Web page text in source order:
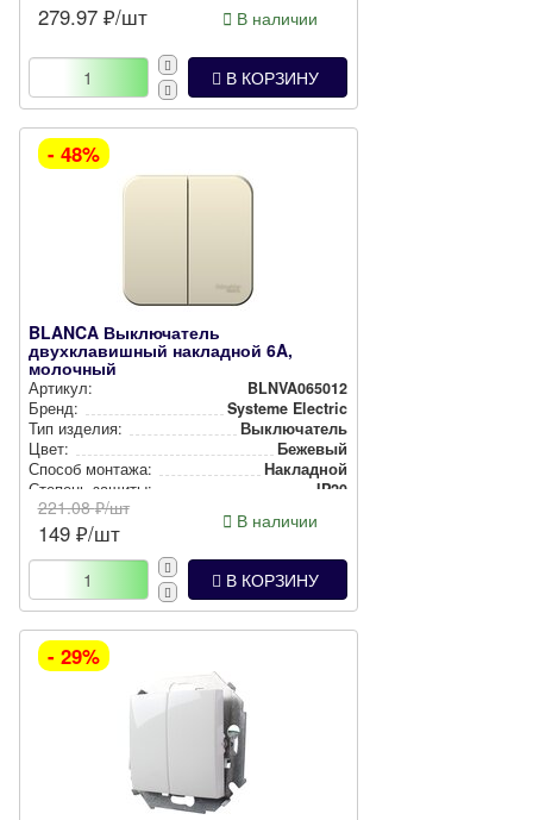
279.97 ₽/шт В наличии
В КОРЗИНУ
- 48%
BLANCA Выключатель
двухклавишный накладной 6A,
молочный
Артикул:
BLNVA065012
Бренд:
Systeme Electric
Тип изделия:
Вык­лю­ча­тель
Цвет:
Бежевый
Способ монтажа:
Накладной
Степень защиты:
IP20
221.08₽/шт
149 ₽/шт В наличии
В КОРЗИНУ
- 29%